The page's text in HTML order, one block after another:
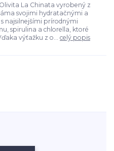
La Chinata vyrobený z
svojimi hydratačnými a
najsilnejšími prírodnými
spirulina a chlorella, ktoré
výťažku z o... celý popis